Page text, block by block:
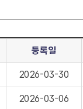
등록일
2026-03-30
2026-03-06